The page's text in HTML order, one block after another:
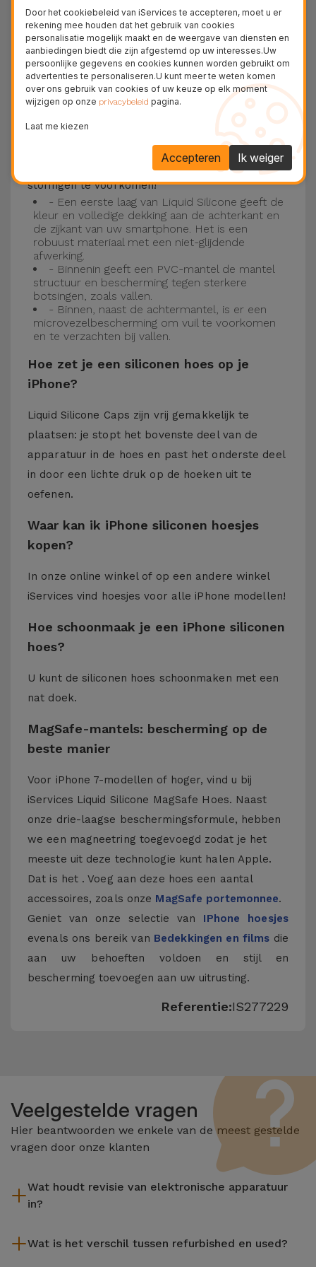
15, 14, 13, 12 onder meer en het nieuwste model
van de Apple, deiPhone 16eniPhone 17.
Drie-laagse bescherming met de
siliconen kappen
Onze iPhone siliconen hoesjes hebben een
robuuste, kwalitatieve constructie met een
drielaagse constructie om ongelukken en
storingen te voorkomen!
- Een eerste laag van Liquid Silicone geeft de
kleur en volledige dekking aan de achterkant en
de zijkant van uw smartphone. Het is een
robuust materiaal met een niet-glijdende
afwerking.
- Binnenin geeft een PVC-mantel de mantel
structuur en bescherming tegen sterkere
botsingen, zoals vallen.
- Binnen, naast de achtermantel, is er een
microvezelbescherming om vuil te voorkomen
en te verzachten bij vallen.
Hoe zet je een siliconen hoes op je
iPhone?
Liquid Silicone Caps zijn vrij gemakkelijk te
plaatsen: je stopt het bovenste deel van de
apparatuur in de hoes en past het onderste deel
in door een lichte druk op de hoeken uit te
oefenen.
Waar kan ik iPhone siliconen hoesjes
kopen?
In onze online winkel of op een andere winkel
iServices vind hoesjes voor alle iPhone modellen!
Hoe schoonmaak je een iPhone siliconen
hoes?
U kunt de siliconen hoes schoonmaken met een
nat doek.
MagSafe-mantels: bescherming op de
beste manier
Voor iPhone 7-modellen of hoger, vind u bij
iServices Liquid Silicone MagSafe Hoes. Naast
onze drie-laagse beschermingsformule, hebben
we een magneetring toegevoegd zodat je het
meeste uit deze technologie kunt halen Apple.
Dat is het . Voeg aan deze hoes een aantal
accessoires, zoals onze MagSafe portemonnee.
Geniet van onze selectie van IPhone hoesjes
evenals ons bereik van Bedekkingen en films die
aan uw behoeften voldoen en stijl en
bescherming toevoegen aan uw uitrusting.
Referentie:IS277229
Veelgestelde vragen
Hier beantwoorden we enkele van de meest gestelde
vragen door onze klanten
Wat houdt revisie van elektronische apparatuur
in?
reiniging, en niet te vergeten het repareren van elk defect
Wat is het verschil tussen refurbished en used?
Door het cookiebeleid van iServices te accepteren, moet u er
rekening mee houden dat het gebruik van cookies
personalisatie mogelijk maakt en de weergave van diensten en
aanbiedingen biedt die zijn afgestemd op uw interesses.Uw
persoonlijke gegevens en cookies kunnen worden gebruikt om
advertenties te personaliseren.U kunt meer te weten komen
over ons gebruik van cookies of uw keuze op elk moment
wijzigen op onze privacybeleid pagina.
Laat me kiezen
Ik weiger
Accepteren